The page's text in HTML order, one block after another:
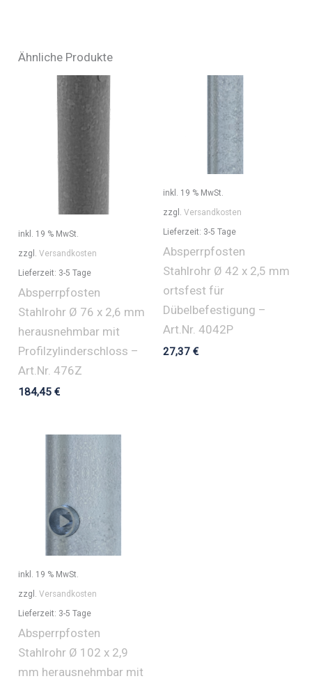
Ähnliche Produkte
inkl. 19 % MwSt.
zzgl.Versandkosten
Lieferzeit: 3-5 Tage
Absperrpfosten
Stahlrohr Ø 76 x 2,6 mm
herausnehmbar mit
Profilzylinderschloss –
Art.Nr. 476Z
184,45€
inkl. 19 % MwSt.
zzgl. Versandkosten
Lieferzeit: 3-5 Tage
Absperrpfosten
Stahlrohr Ø 42 x 2,5 mm
ortsfest für
Dübelbefestigung –
Art.Nr. 4042P
27,37 €
inkl. 19 % MwSt.
zzgl.Versandkosten
Lieferzeit: 3-5 Tage
Absperrpfosten
Stahlrohr Ø 102 x 2,9
mm herausnehmbar mit